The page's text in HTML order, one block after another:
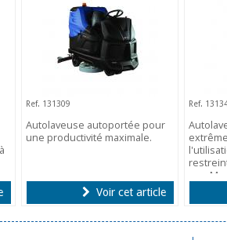
Ref. 131309
Autolaveuse autoportée pour
une productivité maximale.
Voir cet article
Ref.
une Mop.